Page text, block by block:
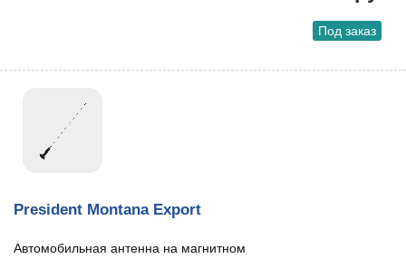
Под заказ
President Montana Export
Автомобильная антенна на магнитном